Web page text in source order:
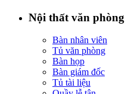
Nội thất văn phòng
Bàn nhân viên
Tủ văn phòng
Bàn họp
Bàn giám đốc
Tủ tài liệu